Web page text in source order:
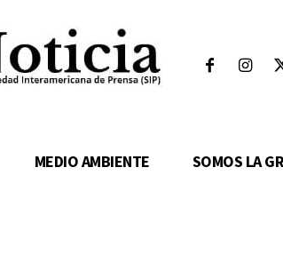
MEDIO AMBIENTE SOMOS LA